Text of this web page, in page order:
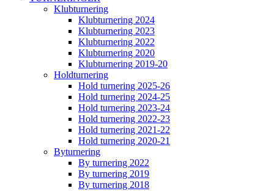
Klubturnering
Klubturnering 2024
Klubturnering 2023
Klubturnering 2022
Klubturnering 2020
Klubturnering 2019-20
Holdturnering
Hold turnering 2025-26
Hold turnering 2024-25
Hold turnering 2023-24
Hold turnering 2022-23
Hold turnering 2021-22
Hold turnering 2020-21
Byturnering
By turnering 2022
By turnering 2019
By turnering 2018